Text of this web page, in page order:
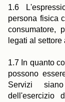
1.6
persona fisica
consumatore,
legati al
1.7 In quanto
possono
Servizi
dell'esercizio